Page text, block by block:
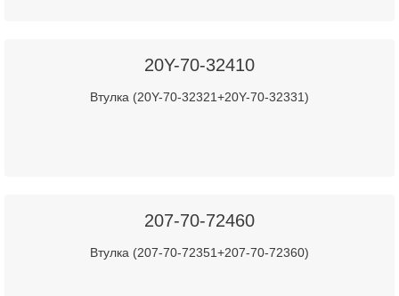
20Y-70-32410
Втулка (20Y-70-32321+20Y-70-32331)
207-70-72460
Втулка (207-70-72351+207-70-72360)